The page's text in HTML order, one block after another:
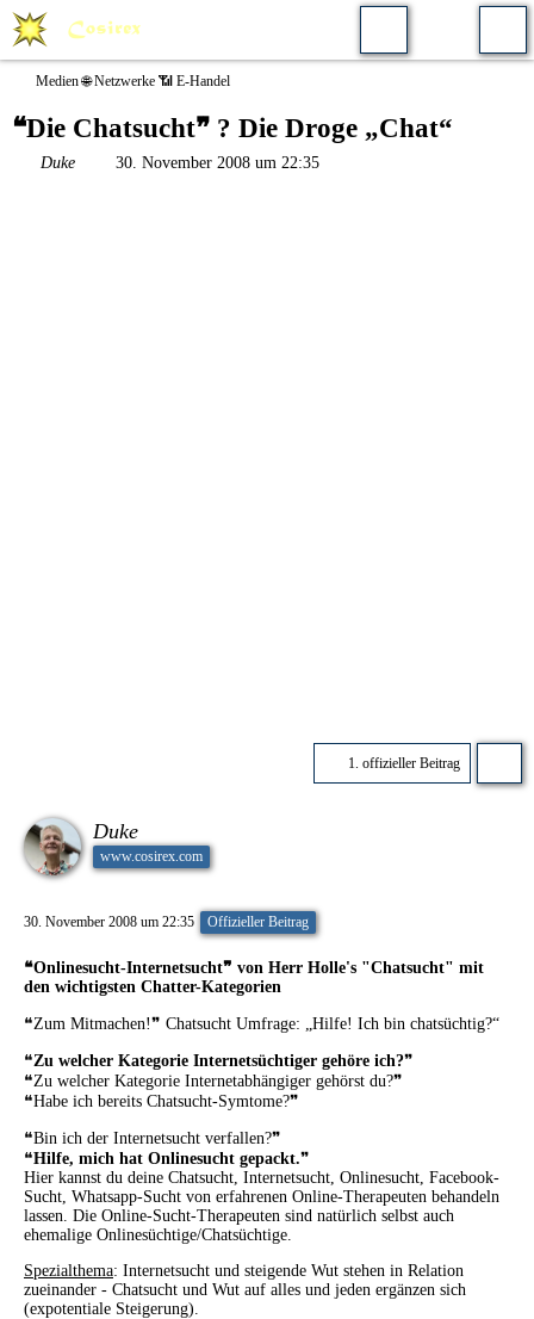
Medien 🌐 Netzwerke 📶 E-Handel
❝Die Chatsucht❞ ? Die Droge „Chat“
Duke 30. November 2008 um 22:35
1. offizieller Beitrag
Duke
www.cosirex.com
30. November 2008 um 22:35 Offizieller Beitrag
❝Onlinesucht-Internetsucht❞ von Herr Holle's "Chatsucht" mit
den wichtigsten Chatter-Kategorien
❝Zum Mitmachen!❞ Chatsucht Umfrage: „Hilfe! Ich bin chatsüchtig?“
❝Zu welcher Kategorie Internetsüchtiger gehöre ich?❞
❝Zu welcher Kategorie Internetabhängiger gehörst du?❞
❝Habe ich bereits Chatsucht-Symtome?❞
❝Bin ich der Internetsucht verfallen?❞
❝Hilfe, mich hat Onlinesucht gepackt.❞
Hier kannst du deine Chatsucht, Internetsucht, Onlinesucht, Facebook-
Sucht, Whatsapp-Sucht von erfahrenen Online-Therapeuten behandeln
lassen. Die Online-Sucht-Therapeuten sind natürlich selbst auch
ehemalige Onlinesüchtige/Chatsüchtige.
Spezialthema: Internetsucht und steigende Wut stehen in Relation
zueinander - Chatsucht und Wut auf alles und jeden ergänzen sich
(expotentiale Steigerung).